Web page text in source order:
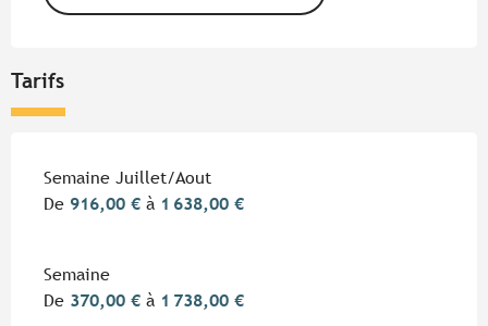
Tarifs
Tarifs 2026
Semaine Juillet/Aout
De 916,00 € à 1 638,00 €
Semaine
De 370,00 € à 1 738,00 €